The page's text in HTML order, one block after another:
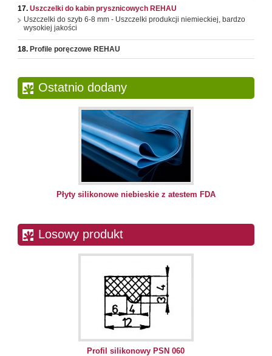
Uszczelki do kabin prysznicowych REHAU
Uszczelki do szyb 6-8 mm - Uszczelki produkcji niemieckiej, bardzo
wysokiej jakości
Profile poręczowe REHAU
Ostatnio dodany
Płyty silikonowe niebieskie z atestem FDA
Losowy produkt
Profil silikonowy PSN 060